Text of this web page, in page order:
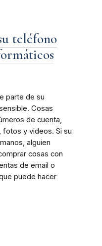
teléfono
parte de su
Cosas
de cuenta,
y videos. Si su
alguien
cosas con
de email o
puede hacer